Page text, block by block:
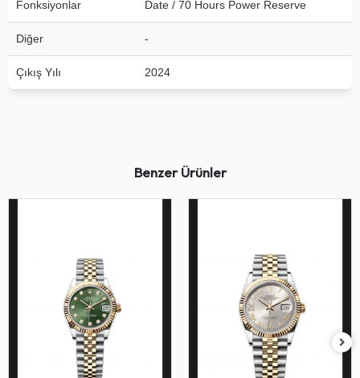
Fonksiyonlar Date / 70 Hours Power Reserve
Diğer -
Çıkış Yılı 2024
Benzer Ürünler